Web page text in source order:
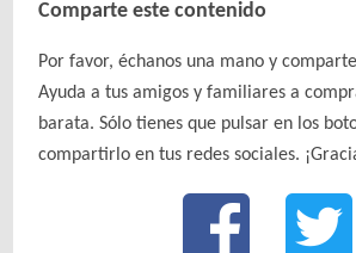
Comparte este contenido
Por favor, échanos una mano y
Ayuda a tus amigos y familiares a
barata. Sólo tienes que pulsar en los
compartirlo en tus redes sociales.